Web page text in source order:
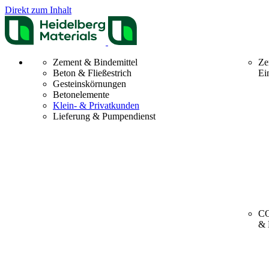
Direkt zum Inhalt
Zement & Bindemittel
Beton & Fließestrich
Gesteinskörnungen
Betonelemente
Klein- & Privatkunden
Lieferung & Pumpendienst
&